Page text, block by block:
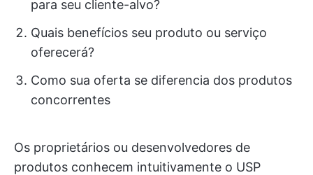
para seu cliente-alvo?
Quais benefícios seu produto ou serviço
oferecerá?
Como sua oferta se diferencia dos produtos
concorrentes
Os proprietários ou desenvolvedores de
produtos conhecem intuitivamente o USP